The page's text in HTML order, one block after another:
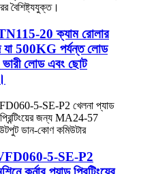
20 ক্যাম রোলার
যা 500KG পর্যন্ত লোড
ভারী লোড এবং ছোট
5-SE-P2